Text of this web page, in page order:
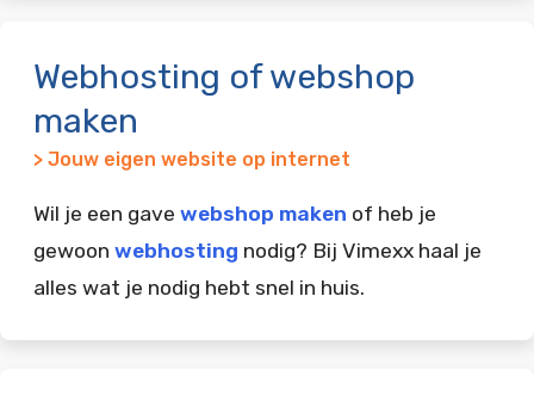
Webhosting of webshop
maken
> Jouw eigen website op internet
Wil je een gave webshop maken of heb je
gewoon webhosting nodig? Bij Vimexx haal je
alles wat je nodig hebt snel in huis.